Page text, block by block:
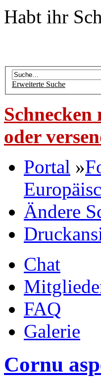
Habt ihr
Erweiterte Suche
Schnecken
oder
Portal »
Ändere
Chat
FAQ
Galerie
Cornu